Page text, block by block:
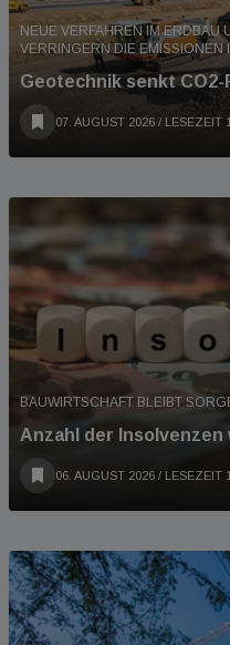
NEUE VERFAHREN IM ERDBAU
VERRINGERN DIE EMISSIONEN
Geotechnik senkt
07. AUGUST 2026 / LESEZEIT
BAUWIRTSCHAFT BLEIBT
Anzahl der
06. AUGUST 2026 / LESEZEIT